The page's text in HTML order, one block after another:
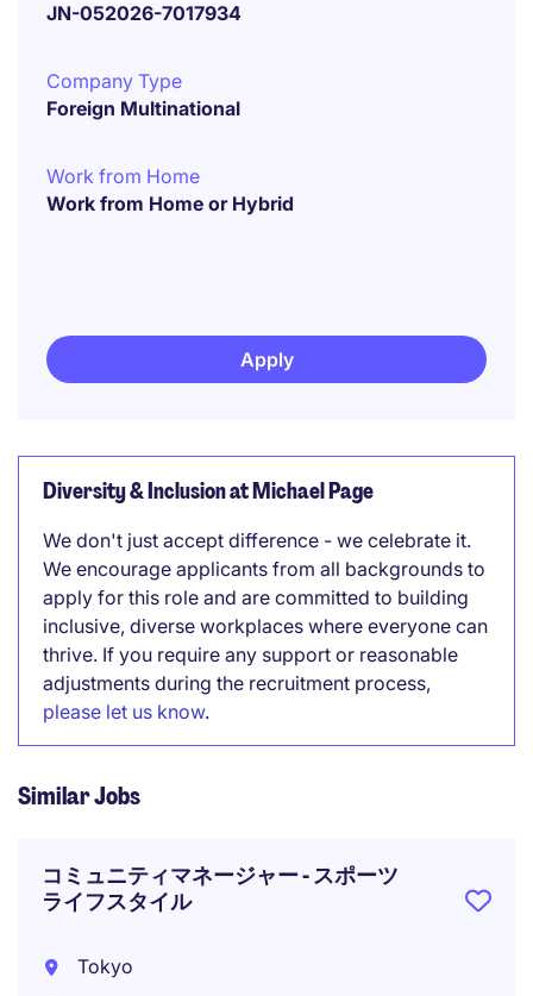
JN-052026-7017934
Company Type
Foreign Multinational
Work from Home
Work from Home or Hybrid
Apply
Diversity & Inclusion at Michael Page
We don't just accept difference - we celebrate it.
We encourage applicants from all backgrounds to
apply for this role and are committed to building
inclusive, diverse workplaces where everyone can
thrive. If you require any support or reasonable
adjustments during the recruitment process,
please let us know.
Similar Jobs
コミュニティマネージャー - スポーツ
ライフスタイル
Tokyo